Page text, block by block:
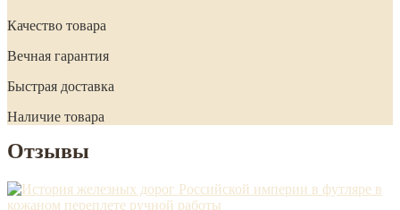
Качество товара
Вечная гарантия
Быстрая доставка
Наличие товара
Отзывы